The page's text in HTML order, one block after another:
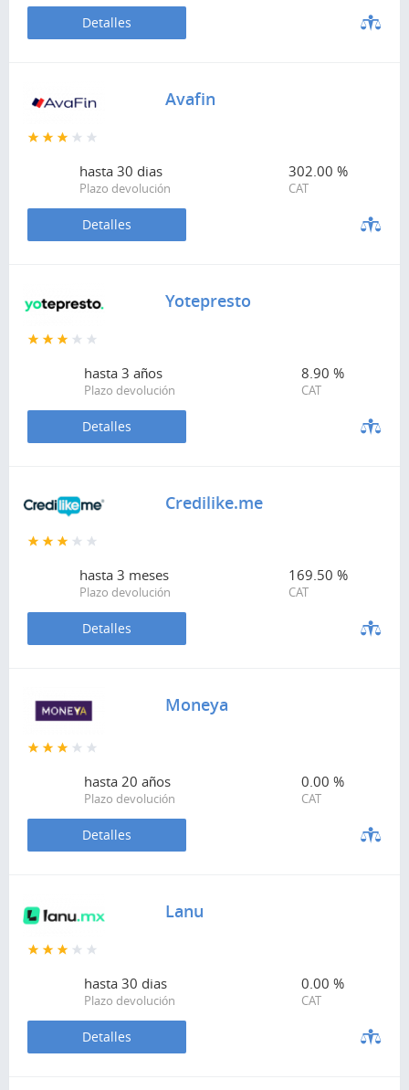
Detalles
Avafin
hasta 30 dias
Plazo devolución
302.00 %
CAT
Detalles
Yotepresto
hasta 3 años
Plazo devolución
8.90 %
CAT
Detalles
Credilike.me
hasta 3 meses
Plazo devolución
169.50 %
CAT
Detalles
Moneya
hasta 20 años
Plazo devolución
0.00 %
CAT
Detalles
Lanu
hasta 30 dias
Plazo devolución
0.00 %
CAT
Detalles